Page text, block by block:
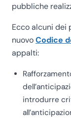
pubbliche
Ecco alcuni
nuovoCodice
appalti:
introdurre